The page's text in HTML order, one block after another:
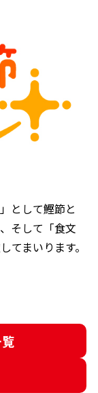
として鰹節と
そして「食文
てまいります。